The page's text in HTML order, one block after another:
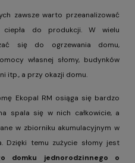
zawsze warto przeanalizować
ciepła do produkcji. W wielu
się do ogrzewania domu,
własnej słomy, budynków
itp., a przy okazji domu.
Ekopal RM osiąga się bardzo
spala się w nich całkowicie, a
w zbiorniku akumulacyjnym w
Dzięki temu zużycie słomy jest
domku jednorodzinnego o